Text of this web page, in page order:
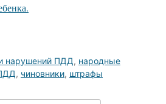
нарушений ПДД, народные
, чиновники, штрафы